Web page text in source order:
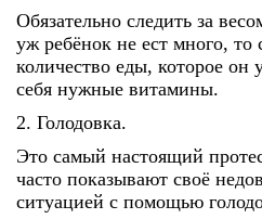
Обязательно следить за
уж ребёнок не ест много, то
количество еды, которое он
себя нужные витамины.
2. Голодовка.
Это самый настоящий
часто показывают своё
ситуацией с помощью